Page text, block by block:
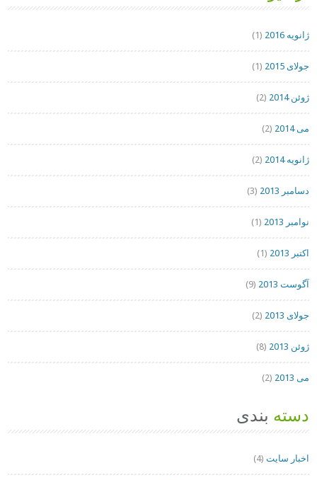
ژانویه 2016 (1)
جولای 2015 (1)
ژوئن 2014 (2)
می 2014 (2)
ژانویه 2014 (2)
دسامبر 2013 (3)
نوامبر 2013 (1)
اکتبر 2013 (1)
آگوست 2013 (9)
جولای 2013 (2)
ژوئن 2013 (8)
می 2013 (2)
دسته بندی
اخبار سایت (4)